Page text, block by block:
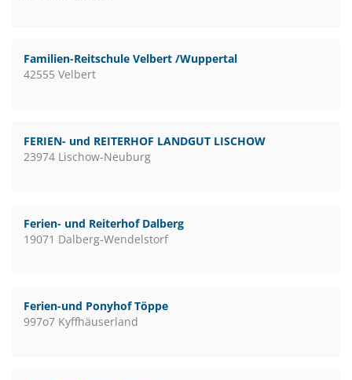
Familien-Reitschule Velbert /Wuppertal
42555 Velbert
FERIEN- und REITERHOF LANDGUT LISCHOW
23974 Lischow-Neuburg
Ferien- und Reiterhof Dalberg
19071 Dalberg-Wendelstorf
Ferien-und Ponyhof Töppe
997o7 Kyffhäuserland